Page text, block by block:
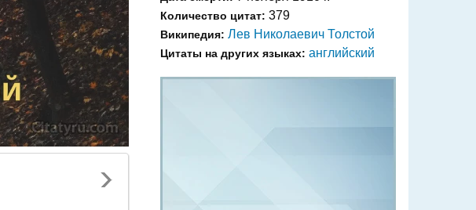
Количество цитат: 379
Википедия: Лев Николаевич Толстой
Цитаты на других языках: английский